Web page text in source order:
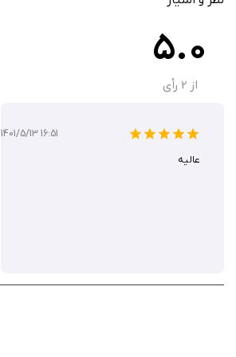
5.0
از 2 رأی
1401/5/13 16:51
عالیه